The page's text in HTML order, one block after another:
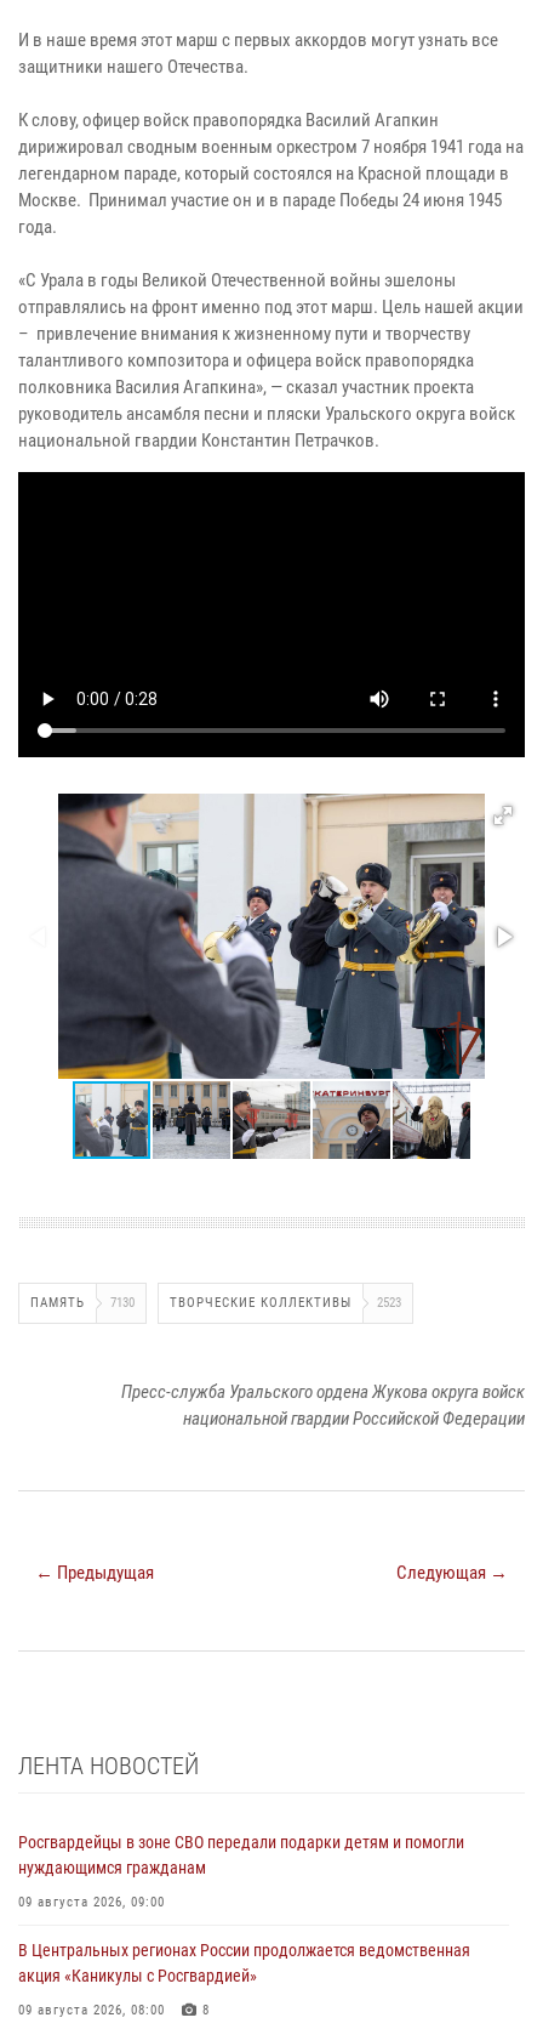
И в наше время этот марш с первых аккордов могут узнать все
защитники нашего Отечества.
К слову, офицер войск правопорядка Василий Агапкин
дирижировал сводным военным оркестром 7 ноября 1941 года на
легендарном параде, который состоялся на Красной площади в
Москве. Принимал участие он и в параде Победы 24 июня 1945
года.
«С Урала в годы Великой Отечественной войны эшелоны
отправлялись на фронт именно под этот марш. Цель нашей акции
– привлечение внимания к жизненному пути и творчеству
талантливого композитора и офицера войск правопорядка
полковника Василия Агапкина», — сказал участник проекта
руководитель ансамбля песни и пляски Уральского округа войск
национальной гвардии Константин Петрачков.
ПАМЯТЬ 7130 ТВОРЧЕСКИЕ КОЛЛЕКТИВЫ 2523
Пресс-служба Уральского ордена Жукова округа войск
национальной гвардии Российской Федерации
← Предыдущая Следующая →
ЛЕНТА НОВОСТЕЙ
Росгвардейцы в зоне СВО передали подарки детям и помогли
нуждающимся гражданам
09 августа 2026, 09:00
В Центральных регионах России продолжается ведомственная
акция «Каникулы с Росгвардией»
09 августа 2026, 08:00 8